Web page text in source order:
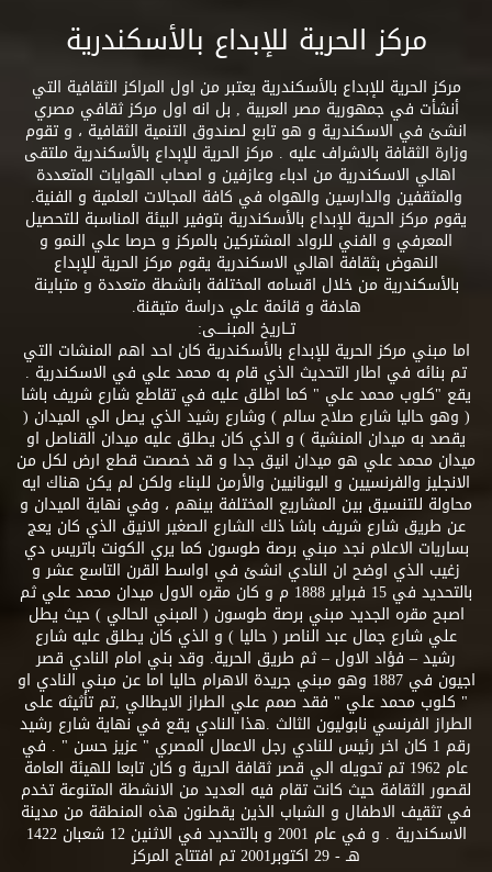
مركز الحرية للإبداع بالأسكندرية
مركز الحرية للإبداع بالأسكندرية يعتبر من اول المراكز الثقافية التي
أنشأت في جمهورية مصر العربية , بل انه اول مركز ثقافي مصري
انشئ في الاسكندرية و هو تابع لصندوق التنمية الثقافية ، و تقوم
وزارة الثقافة بالاشراف عليه . مركز الحرية للإبداع بالأسكندرية ملتقى
اهالي الاسكندرية من ادباء وعازفين و اصحاب الهوايات المتعددة
والمثقفين والدارسين والهواه في كافة المجالات العلمية و الفنية.
يقوم مركز الحرية للإبداع بالأسكندرية بتوفير البيئة المناسبة للتحصيل
المعرفي و الفني للرواد المشتركين بالمركز و حرصا علي النمو و
النهوض بثقافة اهالي الاسكندرية يقوم مركز الحرية للإبداع
بالأسكندرية من خلال اقسامه المختلفة بانشطة متعددة و متباينة
هادفة و قائمة علي دراسة متيقنة.
تــاريخ المبنــــى:
اما مبني مركز الحرية للإبداع بالأسكندرية كان احد اهم المنشات التي
تم بنائه في اطار التحديث الذي قام به محمد علي في الاسكندرية .
يقع "كلوب محمد علي " كما اطلق عليه في تقاطع شارع شريف باشا
( وهو حاليا شارع صلاح سالم ) وشارع رشيد الذي يصل الي الميدان (
يقصد به ميدان المنشية ) و الذي كان يطلق عليه ميدان القناصل او
ميدان محمد علي هو ميدان انيق جدا و قد خصصت قطع ارض لكل من
الانجليز والفرنسيين و اليونانيين والأرمن للبناء ولكن لم يكن هناك ايه
محاولة للتنسيق بين المشاريع المختلفة بينهم ، وفي نهاية الميدان و
عن طريق شارع شريف باشا ذلك الشارع الصغير الانيق الذي كان يعج
بساريات الاعلام نجد مبني برصة طوسون كما يري الكونت باتريس دي
زغيب الذي اوضح ان النادي انشئ في اواسط القرن التاسع عشر و
بالتحديد في 15 فبراير 1888 م و كان مقره الاول ميدان محمد علي ثم
اصبح مقره الجديد مبني برصة طوسون ( المبني الحالي ) حيث يطل
علي شارع جمال عبد الناصر ( حاليا ) و الذي كان يطلق عليه شارع
رشيد – فؤاد الاول – ثم طريق الحرية. وقد بني امام النادي قصر
اجيون في 1887 وهو مبني جريدة الاهرام حاليا اما عن مبني النادي او
" كلوب محمد علي " فقد صمم علي الطراز الايطالي ,تم تأثيثه على
الطراز الفرنسي نابوليون الثالث .هذا النادي يقع في نهاية شارع رشيد
رقم 1 كان اخر رئيس للنادي رجل الاعمال المصري " عزيز حسن " . في
عام 1962 تم تحويله الي قصر ثقافة الحرية و كان تابعا للهيئة العامة
لقصور الثقافة حيث كانت تقام فيه العديد من الانشطة المتنوعة تخدم
في تثقيف الاطفال و الشباب الذين يقطنون هذه المنطقة من مدينة
الاسكندرية . و في عام 2001 و بالتحديد في الاثنين 12 شعبان 1422
هـ - 29 اكتوبر2001 تم افتتاح المركز